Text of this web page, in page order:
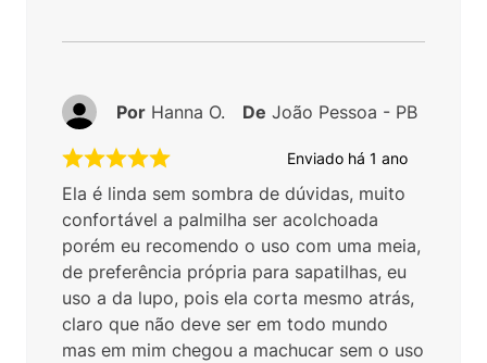
Enviado há 1 ano
Ela é linda sem sombra de dúvidas, muito
confortável a palmilha ser acolchoada
porém eu recomendo o uso com uma meia,
de preferência própria para sapatilhas, eu
uso a da lupo, pois ela corta mesmo atrás,
claro que não deve ser em todo mundo
mas em mim chegou a machucar sem o uso
Por Hanna O. De João Pessoa - PB